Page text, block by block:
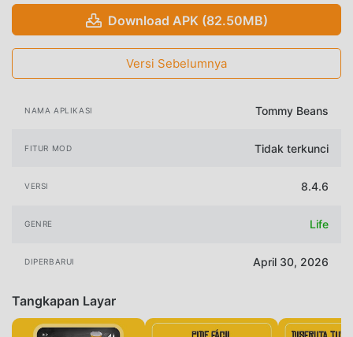
Download APK (82.50MB)
Versi Sebelumnya
NAMA APLIKASI Tommy Beans
FITUR MOD Tidak terkunci
VERSI 8.4.6
GENRE Life
DIPERBARUI April 30, 2026
Tangkapan Layar